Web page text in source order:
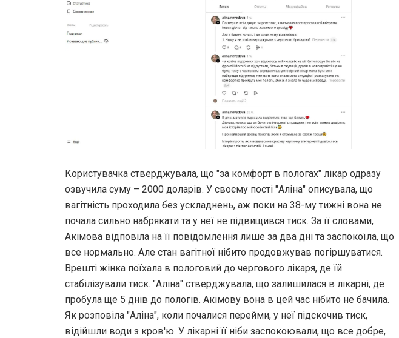
Користувачка стверджувала, що "за комфорт в пологах" лікар одразу
озвучила суму – 2000 доларів. У своєму пості "Аліна" описувала, що
вагітність проходила без ускладнень, аж поки на 38-му тижні вона не
почала сильно набрякати та у неї не підвищився тиск. За її словами,
Акімова відповіла на її повідомлення лише за два дні та заспокоїла, що
все нормально. Але стан вагітної нібито продовжував погіршуватися.
Врешті жінка поїхала в пологовий до чергового лікаря, де їй
стабілізували тиск. "Аліна" стверджувала, що залишилася в лікарні, де
пробула ще 5 днів до пологів. Акімову вона в цей час нібито не бачила.
Як розповіла "Аліна", коли почалися перейми, у неї підскочив тиск,
відійшли води з кров'ю. У лікарні її ніби заспокоювали, що все добре,